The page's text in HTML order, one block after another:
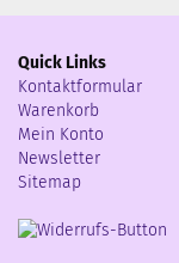
Quick Links
Kontaktformular
Warenkorb
Mein Konto
Newsletter
Sitemap